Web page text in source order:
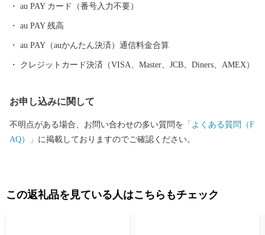
ちであり、町内には当時の史跡が数多く残されています。 北海道
の主要都市からのアクセスも良く、車、ＪＲ、飛行機といった交
通の便も優れているため、自然が豊かでありながら、利便性の高
ちを築く とかち清水～想いをミライに繋ぐまち～』を実現する
恵みを堪能していただければと思います。 清水町のふるさと納税
au PAY カード（番号入力不要）
au PAY 残高
au PAY（auかんたん決済）通信料金合算
クレジットカード決済（VISA、Master、JCB、Diners、AMEX）
お申し込みに関して
不明点がある場合、お問い合わせの多い質問を 「よくある質問（F
AQ）」 に掲載しておりますのでご確認ください。
この返礼品を見ている人はこちらもチェック